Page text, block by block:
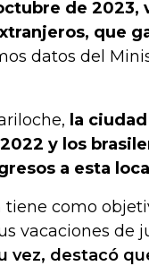
de 2023,
que
datos del
la
y los
a esta
tiene como
vacaciones de
vez, destacó